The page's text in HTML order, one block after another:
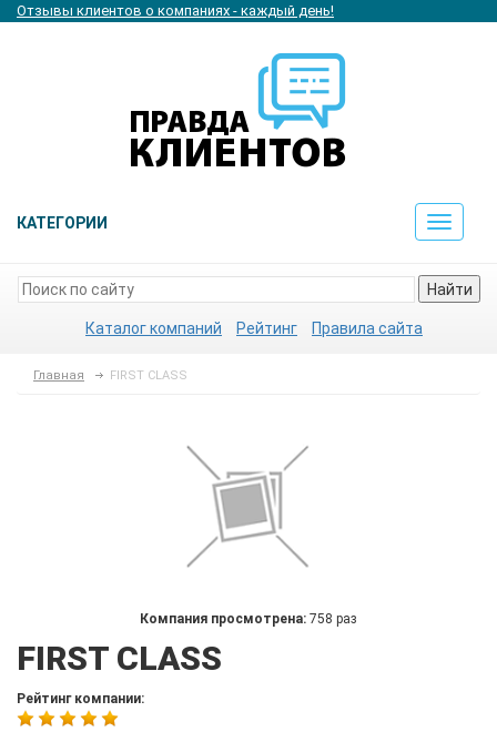
Отзывы клиентов о компаниях - каждый день!
КАТЕГОРИИ
Toggle
Найти
Каталог компаний Рейтинг Правила сайта
Главная FIRST CLASS
Компания просмотрена: 758 раз
FIRST CLASS
Рейтинг компании: